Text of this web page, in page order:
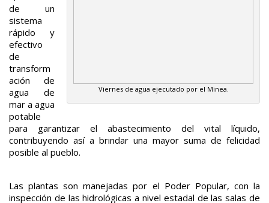
Viernes de agua ejecutado por el Minea.
de un
sistema
rápido y
efectivo
de
transform
ación de
agua de
mar a agua
potable
para garantizar el abastecimiento del vital líquido,
contribuyendo así a brindar una mayor suma de felicidad
posible al pueblo.
Las plantas son manejadas por el Poder Popular, con la
inspección de las hidrológicas a nivel estadal de las salas de